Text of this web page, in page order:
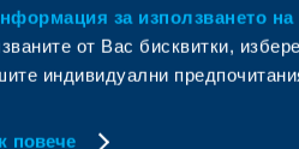
за използването
от Вас бисквитки,
индивидуални
повече